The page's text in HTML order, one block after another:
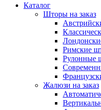
Каталог
Шторы на заказ
Римские
Рулонные
Жалюзи на заказ